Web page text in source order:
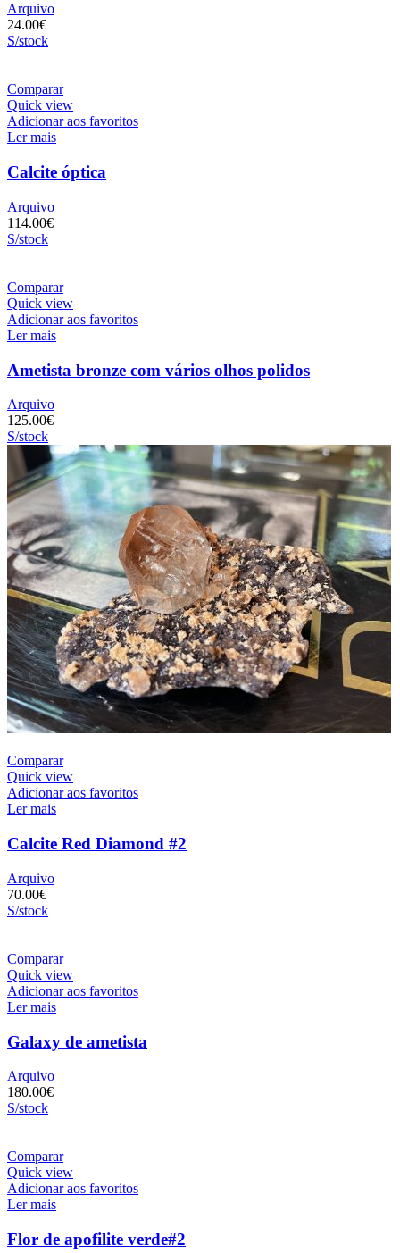
Arquivo
24.00€
S/stock
Comparar
Quick view
Adicionar aos favoritos
Ler mais
Calcite óptica
Arquivo
114.00€
S/stock
Comparar
Quick view
Adicionar aos favoritos
Ler mais
Ametista bronze com vários olhos polidos
Arquivo
125.00€
S/stock
Comparar
Quick view
Adicionar aos favoritos
Ler mais
Calcite Red Diamond #2
Arquivo
70.00€
S/stock
Comparar
Quick view
Adicionar aos favoritos
Ler mais
Galaxy de ametista
Arquivo
180.00€
S/stock
Comparar
Quick view
Adicionar aos favoritos
Ler mais
Flor de apofilite verde#2